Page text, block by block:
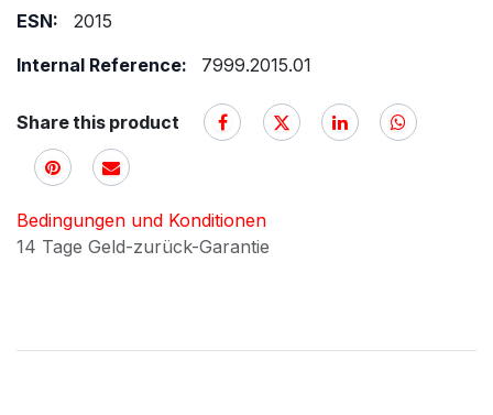
ESN:
2015
Internal Reference:
7999.2015.01
Share this product
Bedingungen und Konditionen
14 Tage Geld-zurück-Garantie